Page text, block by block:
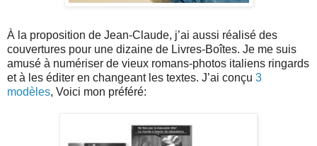
À la proposition de Jean-Claude, j’ai aussi réalisé des
couvertures pour une dizaine de Livres-Boîtes. Je me suis
amusé à numériser de vieux romans-photos italiens ringards
et à les éditer en changeant les textes. J’ai conçu 3
modèles, Voici mon préféré: